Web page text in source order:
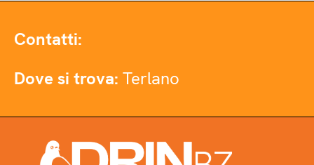
Contatti:
Dove si trova: Terlano